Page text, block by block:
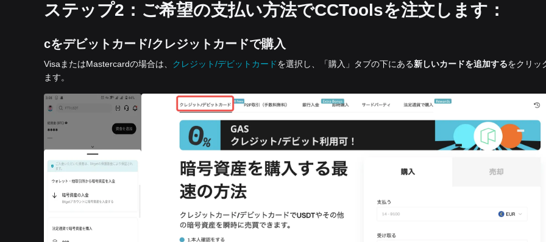
ステップ2：ご希望の支払い方法でCCToolsを注文します：
cをデビットカード/クレジットカードで購入
VisaまたはMastercardの場合は、 クレジット/デビットカードを選択し、「購入」タブの下にある新しいカードを追加するをクリッ
ます。